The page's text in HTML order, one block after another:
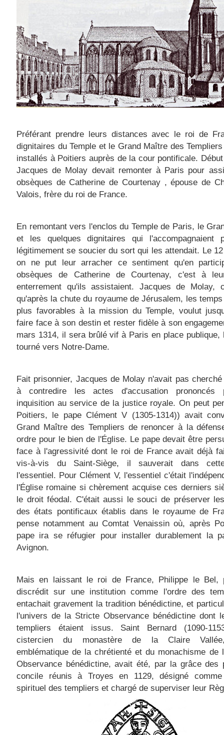
Préférant prendre leurs distances avec le roi de
dignitaires du Temple et le Grand Maître des
installés à Poitiers auprès de la cour pontificale.
Jacques de Molay devait remonter à Paris pour
obsèques de Catherine de Courtenay , épouse de
Valois, frère du roi de France.
En remontant vers l'enclos du Temple de Paris, le
et les quelques dignitaires qui l'accompagnaient
légitimement se soucier du sort qui les attendait. Le
on ne put leur arracher ce sentiment qu'en
obsèques de Catherine de Courtenay, c'est à
enterrement qu'ils assistaient. Jacques de Molay,
qu'après la chute du royaume de Jérusalem, les
plus favorables à la mission du Temple, voulut
faire face à son destin et rester fidèle à son
mars 1314, il sera brûlé vif à Paris en place publique,
tourné vers Notre-Dame.
Fait prisonnier, Jacques de Molay n'avait pas
à contredire les actes d'accusation prononcés
inquisition au service de la justice royale. On peut
Poitiers, le pape Clément V (1305-1314)) avait
Grand Maître des Templiers de renoncer à la
ordre pour le bien de l'Église. Le pape devait être
face à l'agressivité dont le roi de France avait déjà
vis-à-vis du Saint-Siège, il sauverait dans
l'essentiel. Pour Clément V, l'essentiel c'était
l'Église romaine si chèrement acquise ces derniers
le droit féodal. C'était aussi le souci de préserver
des états pontificaux établis dans le royaume de
pense notamment au Comtat Venaissin où, après
pape ira se réfugier pour installer durablement la
Avignon.
Mais en laissant le roi de France, Philippe le Bel,
discrédit sur une institution comme l'ordre des
entachait gravement la tradition bénédictine, et
l'univers de la Stricte Observance bénédictine dont
templiers étaient issus. Saint Bernard (1090-
cistercien du monastère de la Claire
emblématique de la chrétienté et du monachisme de
Observance bénédictine, avait été, par la grâce des
concile réunis à Troyes en 1129, désigné
spirituel des templiers et chargé de superviser leur